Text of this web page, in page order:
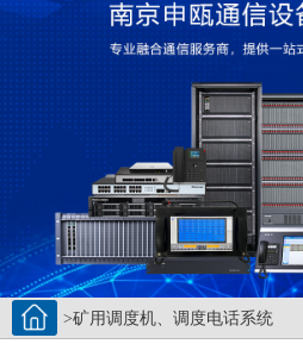
>矿用调度机、调度电话系统